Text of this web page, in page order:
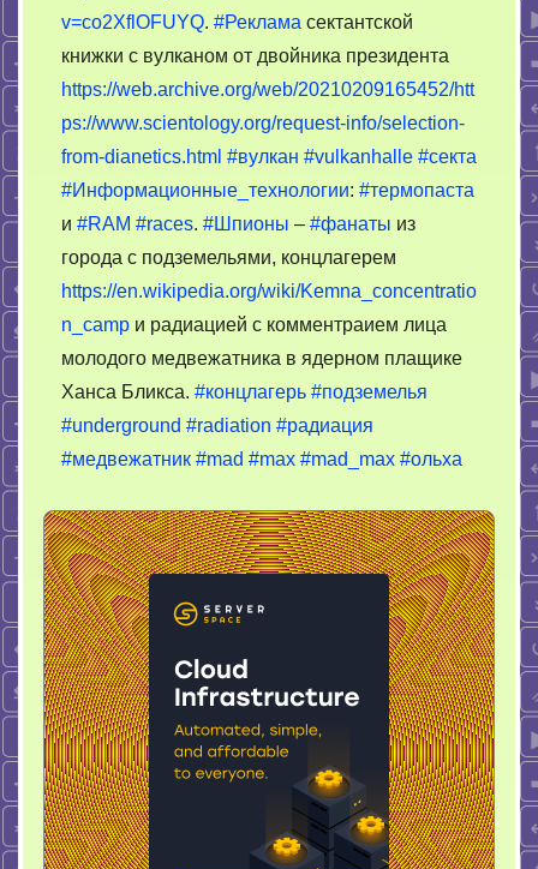
v=co2XflOFUYQ. #Реклама сектантской
книжки с вулканом от двойника президента
https://web.archive.org/web/20210209165452/htt
ps://www.scientology.org/request-info/selection-
from-dianetics.html #вулкан #vulkanhalle #секта
#Информационные_технологии: #термопаста
и #RAM #races. #Шпионы – #фанаты из
города с подземельями, концлагерем
https://en.wikipedia.org/wiki/Kemna_concentratio
n_camp и радиацией с комментраием лица
молодого медвежатника в ядерном плащике
Ханса Бликса. #концлагерь #подземелья
#underground #radiation #радиация
#медвежатник #mad #max #mad_max #ольха